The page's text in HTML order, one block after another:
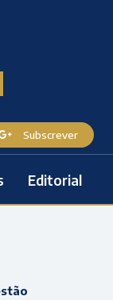
Subscrever
Editorial